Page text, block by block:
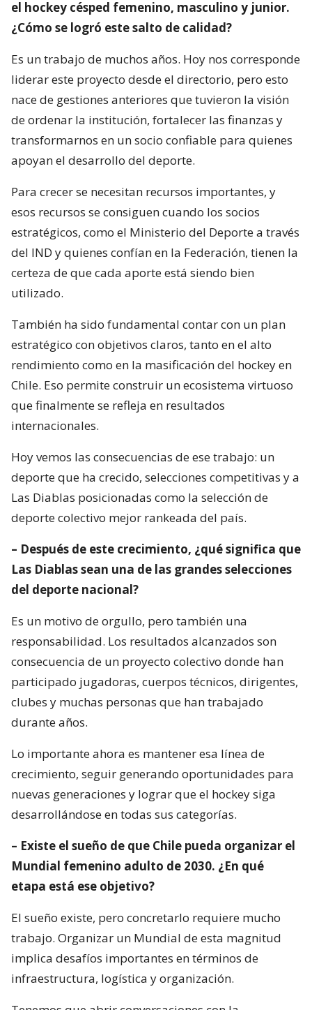
el hockey césped femenino, masculino y junior.
¿Cómo se logró este salto de calidad?
Es un trabajo de muchos años. Hoy nos corresponde
liderar este proyecto desde el directorio, pero esto
nace de gestiones anteriores que tuvieron la visión
de ordenar la institución, fortalecer las finanzas y
transformarnos en un socio confiable para quienes
apoyan el desarrollo del deporte.
Para crecer se necesitan recursos importantes, y
esos recursos se consiguen cuando los socios
estratégicos, como el Ministerio del Deporte a través
del IND y quienes confían en la Federación, tienen la
certeza de que cada aporte está siendo bien
utilizado.
También ha sido fundamental contar con un plan
estratégico con objetivos claros, tanto en el alto
rendimiento como en la masificación del hockey en
Chile. Eso permite construir un ecosistema virtuoso
que finalmente se refleja en resultados
internacionales.
Hoy vemos las consecuencias de ese trabajo: un
deporte que ha crecido, selecciones competitivas y a
Las Diablas posicionadas como la selección de
deporte colectivo mejor rankeada del país.
– Después de este crecimiento, ¿qué significa que
Las Diablas sean una de las grandes selecciones
del deporte nacional?
Es un motivo de orgullo, pero también una
responsabilidad. Los resultados alcanzados son
consecuencia de un proyecto colectivo donde han
participado jugadoras, cuerpos técnicos, dirigentes,
clubes y muchas personas que han trabajado
durante años.
Lo importante ahora es mantener esa línea de
crecimiento, seguir generando oportunidades para
nuevas generaciones y lograr que el hockey siga
desarrollándose en todas sus categorías.
– Existe el sueño de que Chile pueda organizar el
Mundial femenino adulto de 2030. ¿En qué
etapa está ese objetivo?
El sueño existe, pero concretarlo requiere mucho
trabajo. Organizar un Mundial de esta magnitud
implica desafíos importantes en términos de
infraestructura, logística y organización.